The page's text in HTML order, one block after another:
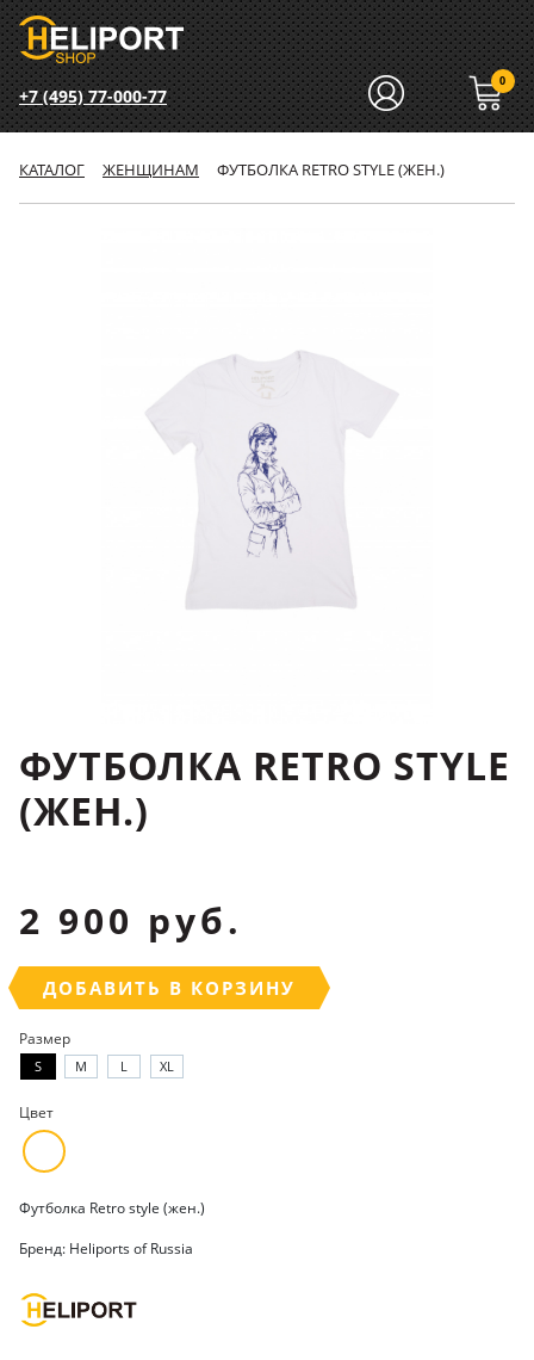
+7 (495) 77-000-77
0
КАТАЛОГ ЖЕНЩИНАМ ФУТБОЛКА RETRO STYLE (ЖЕН.)
ФУТБОЛКА RETRO STYLE
(ЖЕН.)
2 900 руб.
ДОБАВИТЬ В КОРЗИНУ
Размер
S M L XL
Цвет
Футболка Retro style (жен.)
Бренд: Heliports of Russia